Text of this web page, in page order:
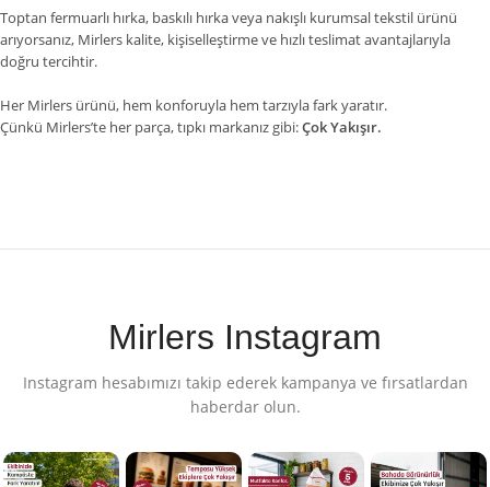
Toptan fermuarlı hırka, baskılı hırka veya nakışlı kurumsal tekstil ürünü
arıyorsanız, Mirlers kalite, kişiselleştirme ve hızlı teslimat avantajlarıyla
doğru tercihtir.
Her Mirlers ürünü, hem konforuyla hem tarzıyla fark yaratır.
Çünkü Mirlers’te her parça, tıpkı markanız gibi:Çok Yakışır.
Mirlers Instagram
Instagram hesabımızı takip ederek kampanya ve fırsatlardan
haberdar olun.